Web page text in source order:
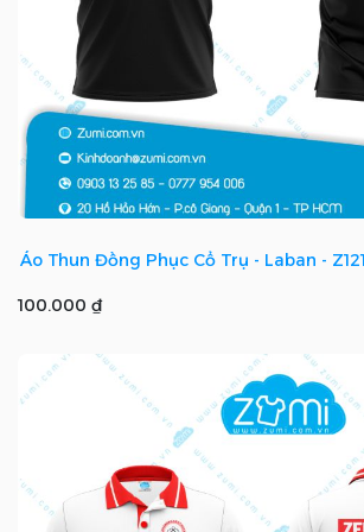
Áo Thun Đồng Phục Cổ Trụ - Laban -
100.000 ₫